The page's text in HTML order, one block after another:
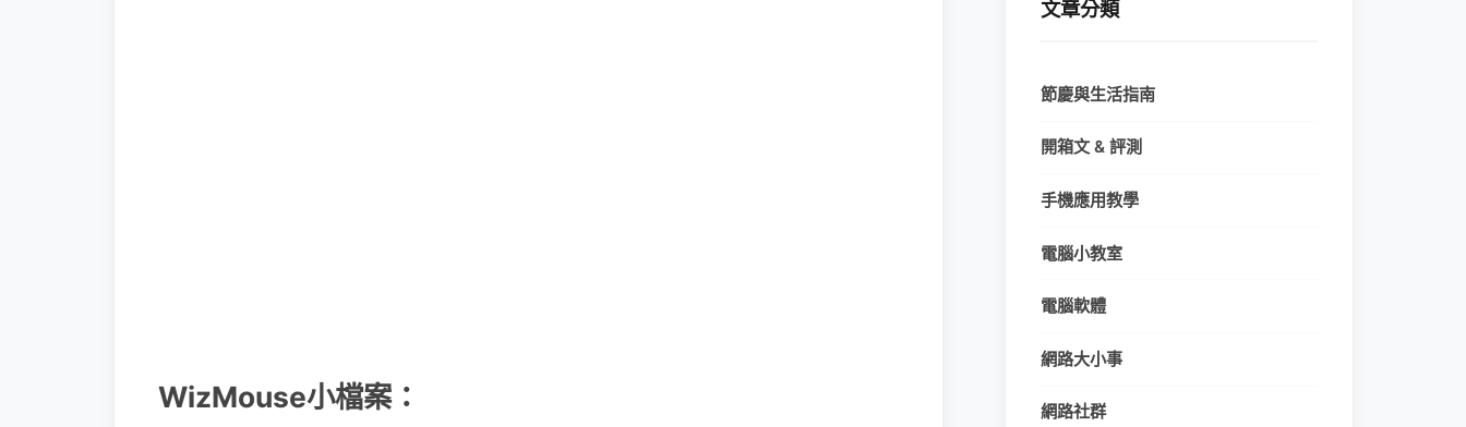
WizMouse小檔案：
文章分類
節慶與生活指南
開箱文 & 評測
手機應用教學
電腦小教室
電腦軟體
網路大小事
網路社群